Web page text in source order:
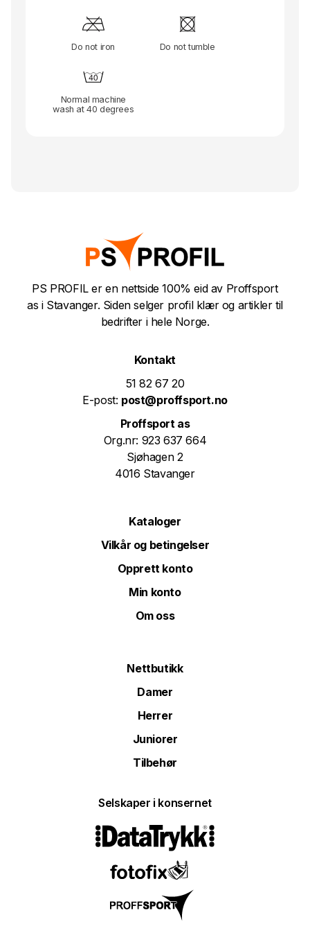
Do not iron Do not tumble
Normal machine
wash at 40 degrees
PS PROFIL er en nettside 100% eid av Proffsport
as i Stavanger. Siden selger profil klær og artikler til
bedrifter i hele Norge.
Kontakt
51 82 67 20
E-post: post@proffsport.no
Proffsport as
Org.nr: 923 637 664
Sjøhagen 2
4016 Stavanger
Kataloger
Vilkår og betingelser
Opprett konto
Min konto
Om oss
Nettbutikk
Damer
Herrer
Juniorer
Tilbehør
Selskaper i konsernet